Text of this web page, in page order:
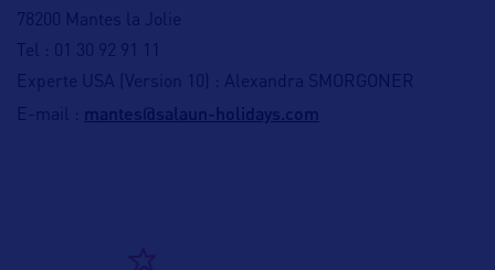
78200 Mantes la Jolie
Tel : 01 30 92 91 11
Experte USA (Version 10) : Alexandra SMORGONER
E-mail : mantes@salaun-holidays.com